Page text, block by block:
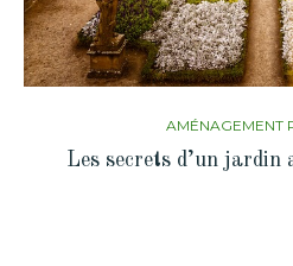
AMÉNAGEMENT
Les secrets d’un jardin